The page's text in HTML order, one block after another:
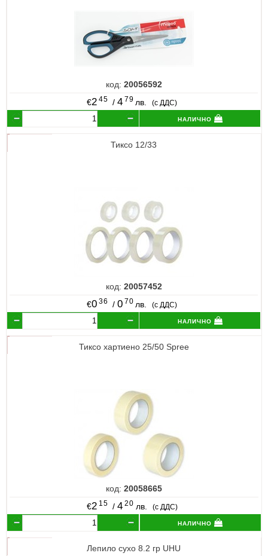
код: 20056592
€2 45 / 4 79 лв. (с ДДС)
налично
Тиксо 12/33
код: 20057452
€0 36 / 0 70 лв. (с ДДС)
налично
Тиксо хартиено 25/50 Spree
код: 20058665
€2 15 /4 20 лв. (с ДДС)
налично
Лепило сухо 8.2 гр UHU